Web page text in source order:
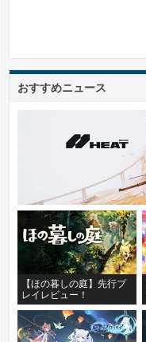
おすすめニュース
【ほの暮しの庭】先行プ
レイレビュー！